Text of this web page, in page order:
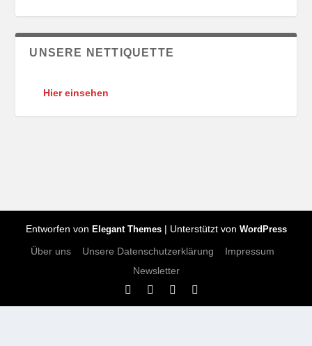
UNSERE NETTIQUETTE
Hier einsehen
Entworfen von Elegant Themes| Unterstützt von WordPress
Über uns Unsere Datenschutzerklärung
Impressum
Newsletter